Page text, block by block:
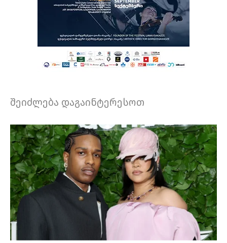
შეიძლება დაგაინტერესოთ